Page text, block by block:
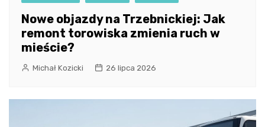
Nowe objazdy na Trzebnickiej: Jak
remont torowiska zmienia ruch w
mieście?
Michał Kozicki 26 lipca 2026